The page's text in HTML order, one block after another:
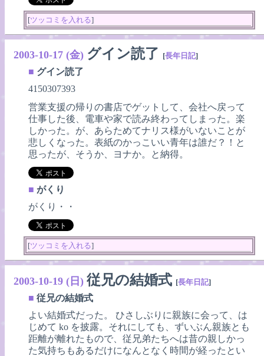
[ツッコミを入れる]
2003-10-17 (金) グイン読了 [長年日記]
■ グイン読了
4150307393
営業支援の帰りの書店でゲットして、会社へ戻って
仕事した後、電車や家で読み終わってしまった。楽
しかった。が、あらためてナリス様がいないことが
悲しくなった。表紙のかっこいい青年は誰だ？！と
思ったが、そうか、ヨナか。と納得。
■ がくり
がくり・・
[ツッコミを入れる]
2003-10-19 (日) 従兄の結婚式 [長年日記]
■ 従兄の結婚式
よい結婚式だった。 ひさしぶりに親族に会って、は
じめて ko を披露。それにしても、ずいぶん親族とも
距離が離れたもので、従兄弟たちへは昔の親しかっ
た気持ちもあるだけになんとなく時間が経ったとい